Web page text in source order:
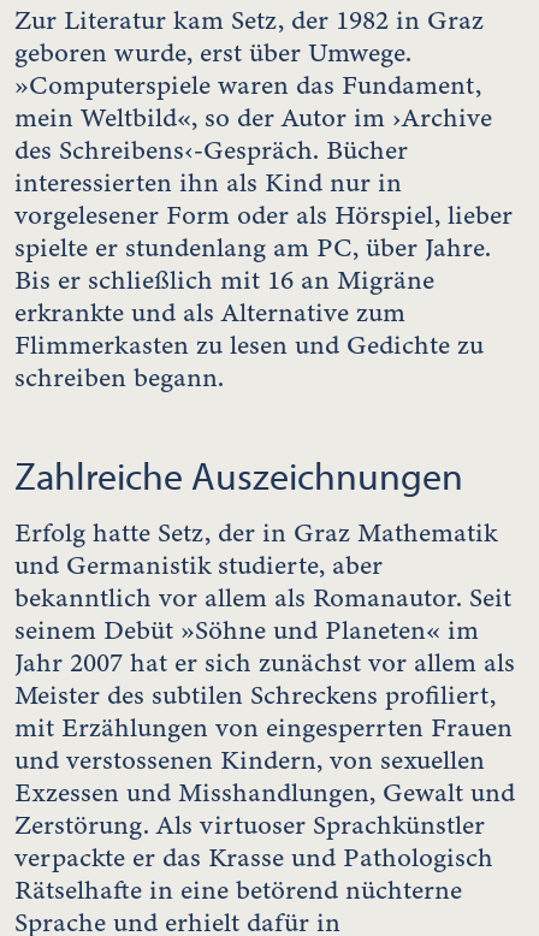
Zur Literatur kam Setz, der 1982 in Graz
geboren wurde, erst über Umwege.
»Computerspiele waren das Fundament,
mein Weltbild«, so der Autor im ›Archive
des Schreibens‹-Gespräch. Bücher
interessierten ihn als Kind nur in
vorgelesener Form oder als Hörspiel, lieber
spielte er stundenlang am PC, über Jahre.
Bis er schließlich mit 16 an Migräne
erkrankte und als Alternative zum
Flimmerkasten zu lesen und Gedichte zu
schreiben begann.
Zahlreiche Auszeichnungen
Erfolg hatte Setz, der in Graz Mathematik
und Germanistik studierte, aber
bekanntlich vor allem als Romanautor. Seit
seinem Debüt »Söhne und Planeten« im
Jahr 2007 hat er sich zunächst vor allem als
Meister des subtilen Schreckens profiliert,
mit Erzählungen von eingesperrten Frauen
und verstossenen Kindern, von sexuellen
Exzessen und Misshandlungen, Gewalt und
Zerstörung. Als virtuoser Sprachkünstler
verpackte er das Krasse und Pathologisch
Rätselhafte in eine betörend nüchterne
Sprache und erhielt dafür in